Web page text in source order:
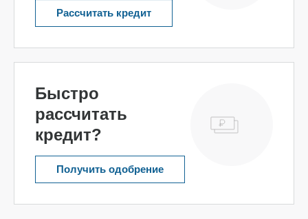
Рассчитать кредит
Быстро
рассчитать
кредит?
Получить одобрение